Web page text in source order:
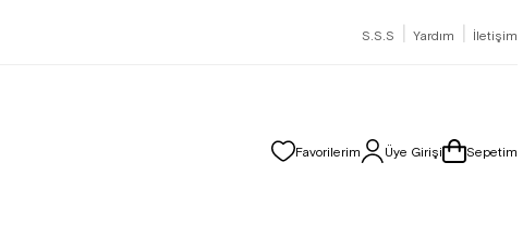
S.S.S | Yardım | İletişim
Favorilerim Üye Girişi Sepetim